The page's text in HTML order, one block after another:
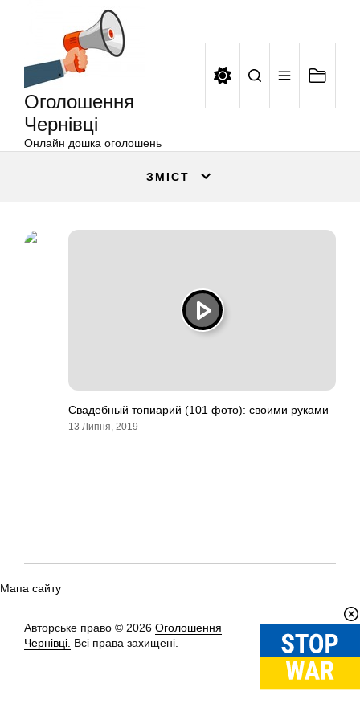
Оголошення
Чернівці
Онлайн дошка оголошень
ЗМІСТ
Свадебный топиарий (101 фото): своими руками
13 Липня, 2019
Мапа сайту
Авторське право © 2026 Оголошення
Чернівці. Всі права захищені.
Вгору↑